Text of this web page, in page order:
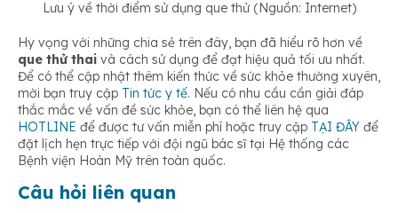
Lưu ý về thời điểm sử dụng que thử (Nguồn: Internet)
Hy vọng với những chia sẻ trên đây, bạn đã hiểu rõ hơn về
que thử thai và cách sử dụng để đạt hiệu quả tối ưu nhất.
Để có thể cập nhật thêm kiến thức về sức khỏe thường xuyên,
mời bạn truy cập Tin tức y tế. Nếu có nhu cầu cần giải đáp
thắc mắc về vấn đề sức khỏe, bạn có thể liên hệ qua
HOTLINE để được tư vấn miễn phí hoặc truy cập TẠI ĐÂY để
đặt lịch hẹn trực tiếp với đội ngũ bác sĩ tại Hệ thống các
Bệnh viện Hoàn Mỹ trên toàn quốc.
Câu hỏi liên quan